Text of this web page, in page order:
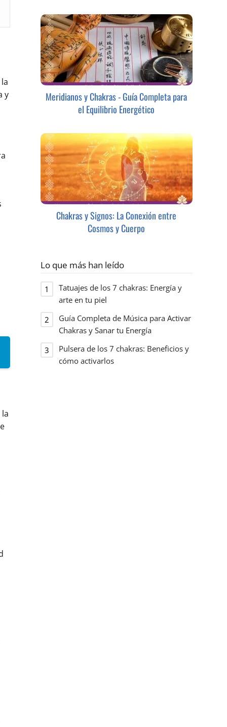
y
Meridianos y Chakras - Guía Completa para
el Equilibrio Energético
Chakras y Signos: La Conexión entre
Cosmos y Cuerpo
Lo que más han leído
Tatuajes de los 7 chakras: Energía y
arte en tu piel
Guía Completa de Música para Activar
Chakras y Sanar tu Energía
Pulsera de los 7 chakras: Beneficios y
cómo activarlos